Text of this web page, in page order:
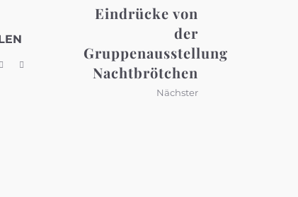
Eindrücke von
der
Gruppenausstellung
Nachtbrötchen
Nächster